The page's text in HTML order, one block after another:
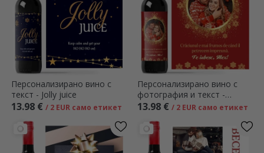
Персонализирано вино с
текст - Jolly juice
13.98 € / 2 EUR само етикет
Персонализирано вино с
фотография и текст -
Коледа
13.98 € / 2 EUR само етикет